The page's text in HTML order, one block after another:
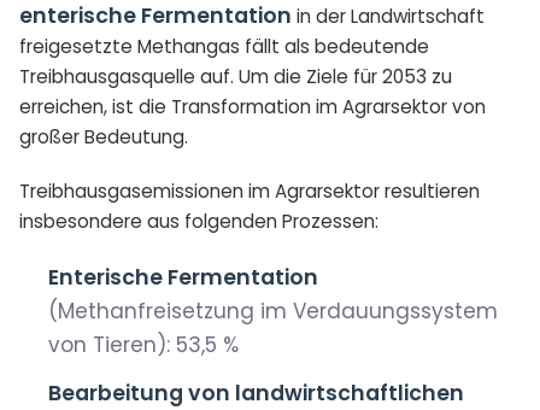
enterische Fermentation in der Landwirtschaft
freigesetzte Methangas fällt als bedeutende
Treibhausgasquelle auf. Um die Ziele für 2053 zu
erreichen, ist die Transformation im Agrarsektor von
großer Bedeutung.
Treibhausgasemissionen im Agrarsektor resultieren
insbesondere aus folgenden Prozessen:
Enterische Fermentation
(Methanfreisetzung im Verdauungssystem
von Tieren): 53,5 %
Bearbeitung von landwirtschaftlichen